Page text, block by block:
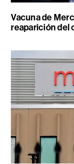
Vacuna de
reaparición del